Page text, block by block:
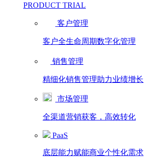
PRODUCT TRIAL
客户管理
客户全生命周期数字化管理
销售管理
精细化销售管理助力业绩增长
市场管理
全渠道营销获客，高效转化
PaaS
底层能力赋能商业个性化需求